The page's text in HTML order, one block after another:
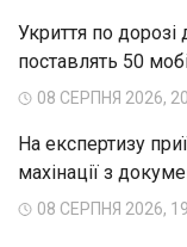
Укриття по
поставлять 50
08 СЕРПНЯ 2026,
На експертизу
махінації з
08 СЕРПНЯ 2026,